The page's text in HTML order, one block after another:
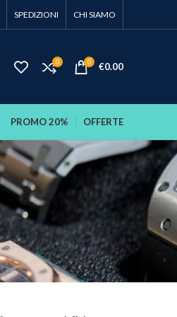
SPEDIZIONI CHI SIAMO
0 0 €0.00
PROMO 20% OFFERTE